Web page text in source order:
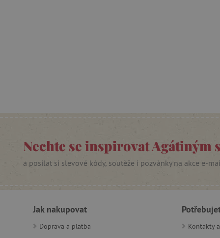
Nechte se inspirovat Agátiným
a posílat si slevové kódy, soutěže i pozvánky na akce e-
Jak nakupovat
Doprava a platba
Kontakty
cjConsent
CookieScriptConsent
Google